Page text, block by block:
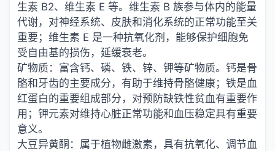
生素 B2、维生素 E 等。维生素 B 族参与体内的能量
代谢，对神经系统、皮肤和消化系统的正常功能至关
重要；维生素 E 是一种抗氧化剂，能够保护细胞免
受自由基的损伤，延缓衰老。
矿物质：富含钙、磷、铁、锌、钾等矿物质。钙是骨
骼和牙齿的主要成分，有助于维持骨骼健康；铁是血
红蛋白的重要组成部分，对预防缺铁性贫血有重要作
用；钾元素对维持心脏正常功能和血压稳定具有重要
意义。
大豆异黄酮：属于植物雌激素，具有抗氧化、调节血